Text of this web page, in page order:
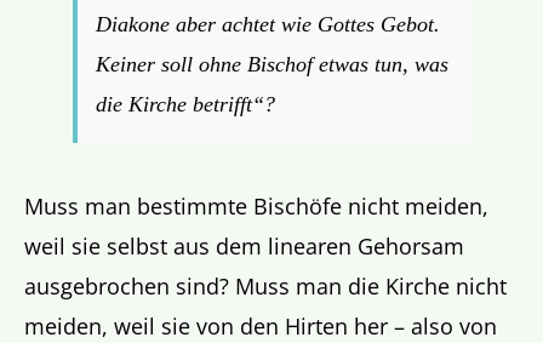
Diakone aber achtet wie Gottes Gebot.
Keiner soll ohne Bischof etwas tun, was
die Kirche betrifft“?
Muss man bestimmte Bischöfe nicht meiden,
weil sie selbst aus dem linearen Gehorsam
ausgebrochen sind? Muss man die Kirche nicht
meiden, weil sie von den Hirten her – also von